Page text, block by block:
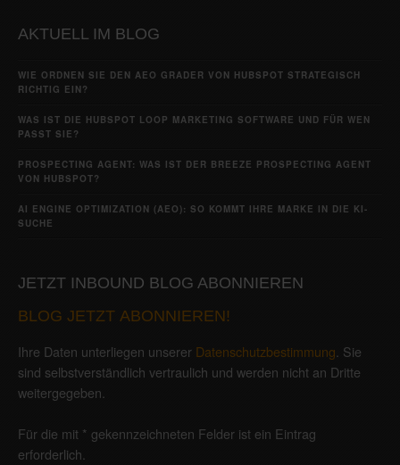
AKTUELL IM BLOG
WIE ORDNEN SIE DEN AEO GRADER VON HUBSPOT STRATEGISCH
RICHTIG EIN?
WAS IST DIE HUBSPOT LOOP MARKETING SOFTWARE UND FÜR WEN
PASST SIE?
PROSPECTING AGENT: WAS IST DER BREEZE PROSPECTING AGENT
VON HUBSPOT?
AI ENGINE OPTIMIZATION (AEO): SO KOMMT IHRE MARKE IN DIE KI-
SUCHE
JETZT INBOUND BLOG ABONNIEREN
BLOG JETZT ABONNIEREN!
Ihre Daten unterliegen unserer Datenschutzbestimmung . Sie
sind selbstverständlich vertraulich und werden nicht an Dritte
weitergegeben.
Für die mit * gekennzeichneten Felder ist ein Eintrag
erforderlich.